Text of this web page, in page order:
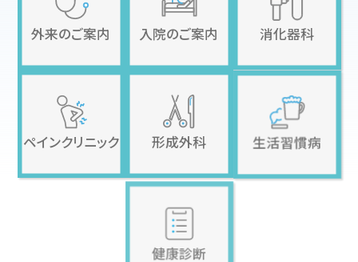
外来のご案内 入院のご案内 消化器科
ペインクリニック 形成外科 生活習慣病
健康診断